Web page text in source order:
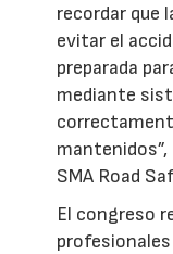
recordar que
evitar el
preparada
mediante
mantenidos”,
SMA Road
El congreso